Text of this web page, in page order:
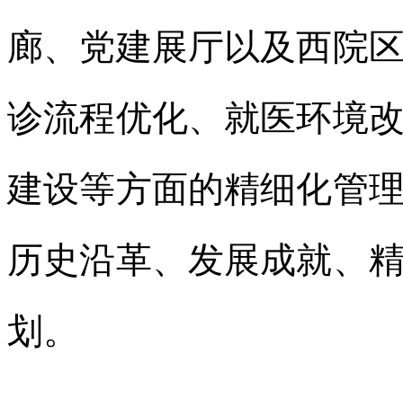
廊、党建展厅以及西院
诊流程优化、就医环境
建设等方面的精细化管
历史沿革、发展成就、
划。